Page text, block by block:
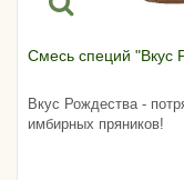
Смесь специй "Вкус
Вкус Рождества -
имбирных пряников!